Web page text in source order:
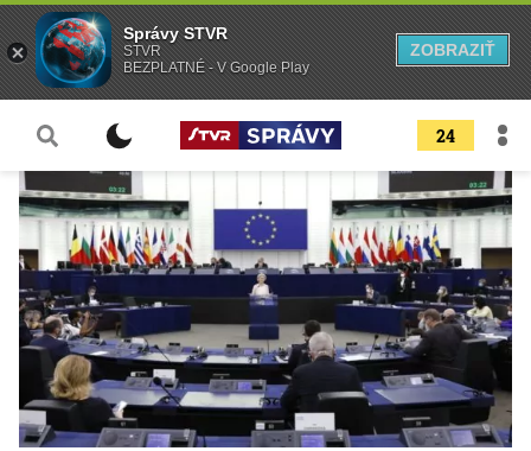
24
Správy STVR
STVR
BEZPLATNÉ - V Google Play
ZOBRAZIŤ